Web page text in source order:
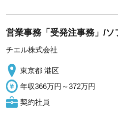
営業事務「受発注事務」/
チエル株式会社
東京都 港区
年収366万円～372万円
契約社員